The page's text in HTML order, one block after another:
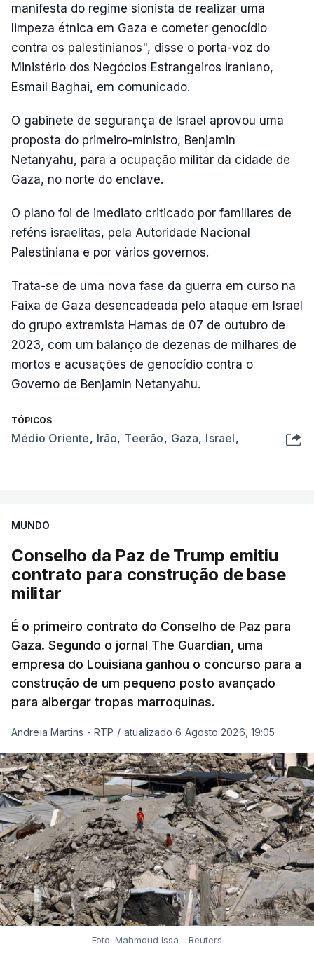
manifesta do regime sionista de realizar uma
limpeza étnica em Gaza e cometer genocídio
contra os palestinianos", disse o porta-voz do
Ministério dos Negócios Estrangeiros iraniano,
Esmail Baghai, em comunicado.
O gabinete de segurança de Israel aprovou uma
proposta do primeiro-ministro, Benjamin
Netanyahu, para a ocupação militar da cidade de
Gaza, no norte do enclave.
O plano foi de imediato criticado por familiares de
reféns israelitas, pela Autoridade Nacional
Palestiniana e por vários governos.
Trata-se de uma nova fase da guerra em curso na
Faixa de Gaza desencadeada pelo ataque em Israel
do grupo extremista Hamas de 07 de outubro de
2023, com um balanço de dezenas de milhares de
mortos e acusações de genocídio contra o
Governo de Benjamin Netanyahu.
TÓPICOS
Médio Oriente, Irão, Teerão, Gaza, Israel,
MUNDO
Conselho da Paz de Trump emitiu
contrato para construção de base
militar
É o primeiro contrato do Conselho de Paz para
Gaza. Segundo o jornal The Guardian, uma
empresa do Louisiana ganhou o concurso para a
construção de um pequeno posto avançado
para albergar tropas marroquinas.
Andreia Martins - RTP / atualizado 6 Agosto 2026, 19:05
Foto: Mahmoud Issa - Reuters